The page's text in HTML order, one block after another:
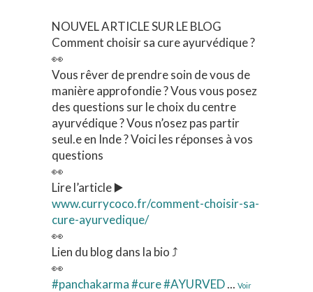
NOUVEL ARTICLE SUR LE BLOG
Comment choisir sa cure ayurvédique ?
👀
Vous rêver de prendre soin de vous de
manière approfondie ? Vous vous posez
des questions sur le choix du centre
ayurvédique ? Vous n’osez pas partir
seul.e en Inde ? Voici les réponses à vos
questions
👀
Lire l’article ▶️
www.currycoco.fr/comment-choisir-sa-
cure-ayurvedique/
👀
Lien du blog dans la bio ⤴️
👀
#panchakarma#cure#AYURVED... Voir